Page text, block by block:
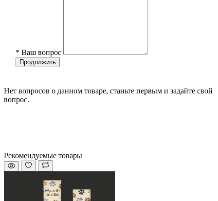
* Ваш вопрос
Продолжить
Нет вопросов о данном товаре, станьте первым и задайте свой
вопрос.
Рекомендуемые товары